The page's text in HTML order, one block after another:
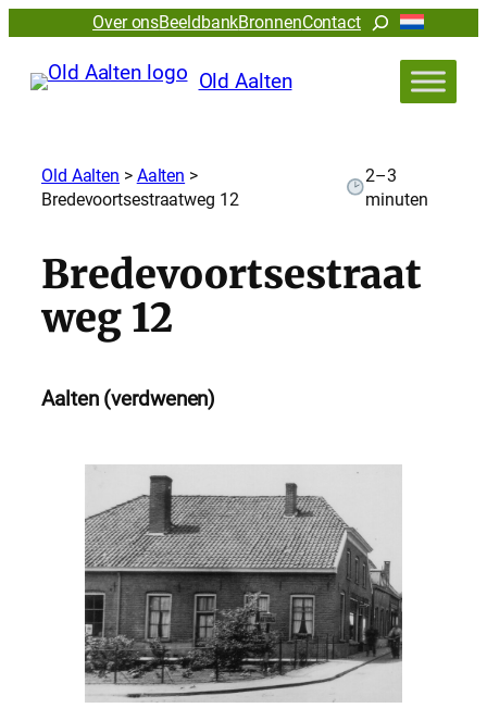
Over onsBeeldbankBronnenContactZoeken
Old Aalten
Old Aalten > Aalten >
Bredevoortsestraatweg 12
2–3
minuten
Bredevoortsestraat
weg 12
Aalten (verdwenen)